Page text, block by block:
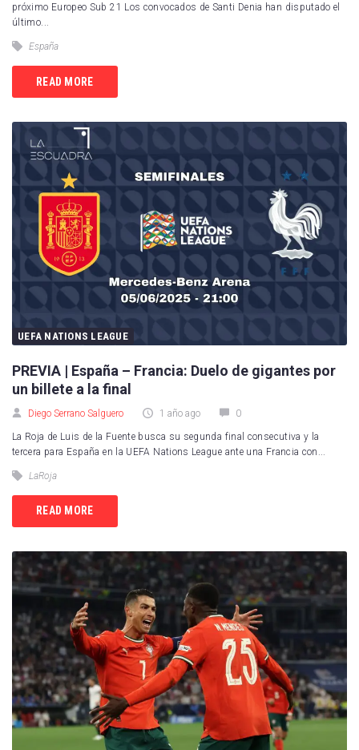
próximo Europeo Sub 21 Los convocados de Santi Denia han disputado el
último...
España
READ MORE
UEFA NATIONS LEAGUE
PREVIA | España – Francia: Duelo de gigantes por
un billete a la final
Diego Serrano Salguero 1 año ago 0
La Roja de Luis de la Fuente busca su segunda final consecutiva y la
tercera para España en la UEFA Nations League ante una Francia con...
LaRoja
READ MORE